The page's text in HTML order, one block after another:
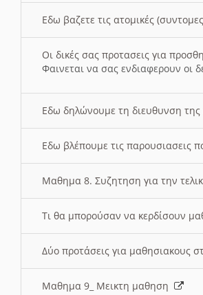
Εδω βαζετε τις ατομικές
Οι δικές σας προτασεις για
Φαινεται να σας ενδιαφερουν οι
Εδω δηλώνουμε τη διευθυνση
Εδω βλέπουμε τις παρουσιασεις
Μαθημα 8. Συζητηση για την
Τι θα μπορούσαν να κερδίσουν
Δύο προτάσεις για μαθησιακους
Μαθημα 9_ Μεικτη μαθηση